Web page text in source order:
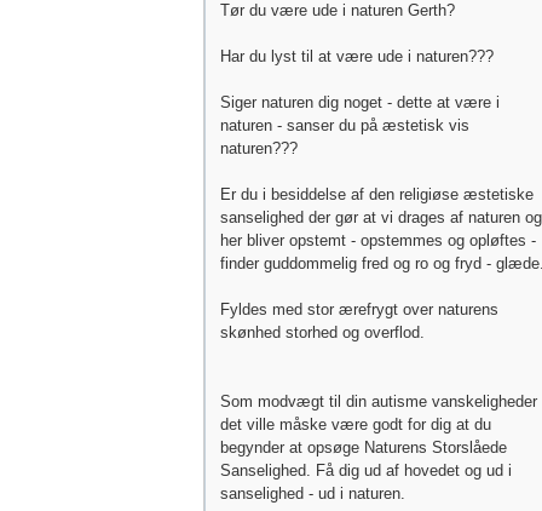
Tør du være ude i naturen Gerth?
Har du lyst til at være ude i naturen???
Siger naturen dig noget - dette at være i
naturen - sanser du på æstetisk vis
naturen???
Er du i besiddelse af den religiøse æstetiske
sanselighed der gør at vi drages af naturen og
her bliver opstemt - opstemmes og opløftes -
finder guddommelig fred og ro og fryd -
Fyldes med stor ærefrygt over naturens
skønhed storhed og overflod.
Som modvægt til din autisme vanskeligheder
det ville måske være godt for dig at du
begynder at opsøge Naturens Storslåede
Sanselighed. Få dig ud af hovedet og ud i
sanselighed - ud i naturen.